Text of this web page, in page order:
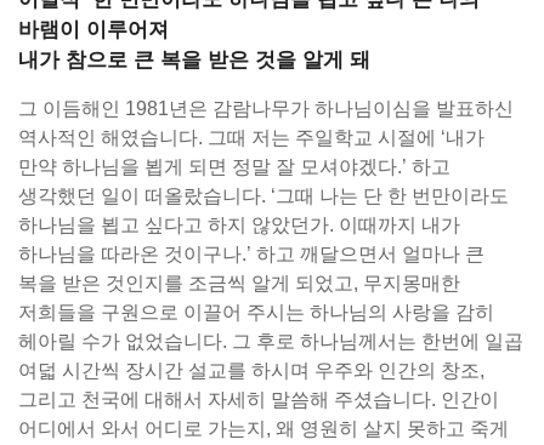
바램이 이루어져
내가 참으로 큰 복을 받은 것을 알게 돼
그 이듬해인 1981년은 감람나무가 하나님이심을 발표하신
역사적인 해였습니다. 그때 저는 주일학교 시절에 ‘내가
만약 하나님을 뵙게 되면 정말 잘 모셔야겠다.’ 하고
생각했던 일이 떠올랐습니다. ‘그때 나는 단 한 번만이라도
하나님을 뵙고 싶다고 하지 않았던가. 이때까지 내가
하나님을 따라온 것이구나.’ 하고 깨달으면서 얼마나 큰
복을 받은 것인지를 조금씩 알게 되었고, 무지몽매한
저희들을 구원으로 이끌어 주시는 하나님의 사랑을 감히
헤아릴 수가 없었습니다. 그 후로 하나님께서는 한번에 일곱
여덟 시간씩 장시간 설교를 하시며 우주와 인간의 창조,
그리고 천국에 대해서 자세히 말씀해 주셨습니다. 인간이
어디에서 와서 어디로 가는지, 왜 영원히 살지 못하고 죽게